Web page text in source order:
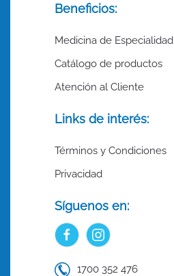
Beneficios:
Medicina de Especialidad
Catálogo de productos
Atención al Cliente
Links de interés:
Términos y Condiciones
Privacidad
Síguenos en:
1700 352 476